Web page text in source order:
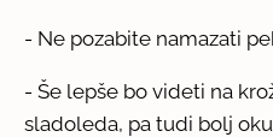
- Ne pozabite namazati
- Še lepše bo videti na
sladoleda, pa tudi bolj